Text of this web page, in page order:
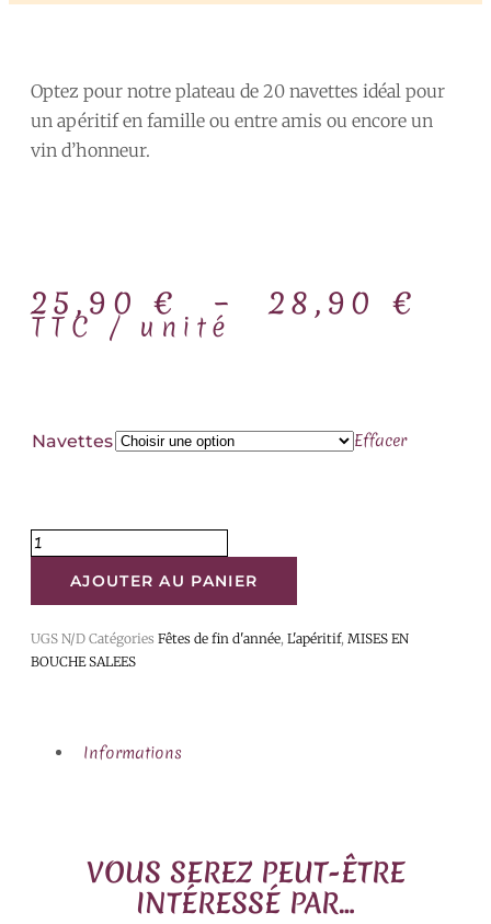
Optez pour notre plateau de 20 navettes idéal pour
un apéritif en famille ou entre amis ou encore un
vin d’honneur.
25,90€ – 28,90€
TTC / unité
Navettes Effacer
AJOUTER AU PANIER
UGS N/D Catégories Fêtes de fin d'année, L'apéritif, MISES EN
BOUCHE SALEES
Informations
VOUS SEREZ PEUT-ÊTRE
INTÉRESSÉ PAR…